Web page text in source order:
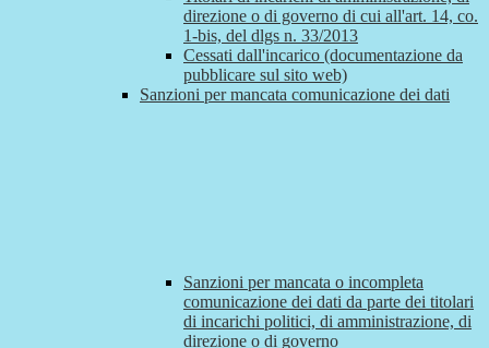
direzione o di governo di cui all'art. 14, co.
1-bis, del dlgs n. 33/2013
Cessati dall'incarico (documentazione da
pubblicare sul sito web)
Sanzioni per mancata comunicazione dei dati
Sanzioni per mancata o incompleta
comunicazione dei dati da parte dei titolari
di incarichi politici, di amministrazione, di
direzione o di governo